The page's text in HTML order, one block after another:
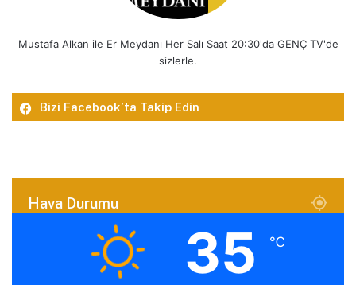
Mustafa Alkan ile Er Meydanı Her Salı Saat 20:30'da GENÇ TV'de
sizlerle.
Bizi Facebook’ta Takip Edin
Hava Durumu
35 ℃